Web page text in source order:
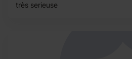
très serieuse